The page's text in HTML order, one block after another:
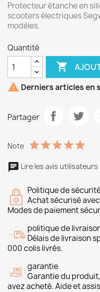
Protecteur étanche en
scooters électriques
modèles.
Quantité

 Derniers articles en
Partager
Note
Lire les avis utilisateurs
Politique de
Achat sécurisé
Modes de paiement
politique de
Délais de livraison
000 colis livrés.
garantie
Garantie du
avez acheté. Aide et